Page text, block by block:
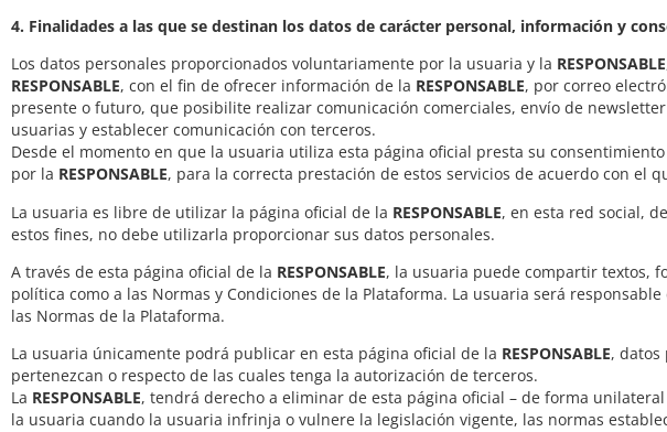
4. Finalidades a las que se destinan los datos de carácter personal, información y
Los datos personales proporcionados voluntariamente por la usuaria y la RESPONSABLE
RESPONSABLE, con el fin de ofrecer información de la RESPONSABLE, por correo
presente o futuro, que posibilite realizar comunicación comerciales, envío de
usuarias y establecer comunicación con terceros.
Desde el momento en que la usuaria utiliza esta página oficial presta su
por la RESPONSABLE, para la correcta prestación de estos servicios de acuerdo con el
La usuaria es libre de utilizar la página oficial de la RESPONSABLE, en esta red social,
estos fines, no debe utilizarla proporcionar sus datos personales.
A través de esta página oficial de la RESPONSABLE, la usuaria puede compartir textos,
política como a las Normas y Condiciones de la Plataforma. La usuaria será
las Normas de la Plataforma.
La usuaria únicamente podrá publicar en esta página oficial de la RESPONSABLE, datos
pertenezcan o respecto de las cuales tenga la autorización de terceros.
La RESPONSABLE, tendrá derecho a eliminar de esta página oficial – de forma
la usuaria cuando la usuaria infrinja o vulnere la legislación vigente, las normas